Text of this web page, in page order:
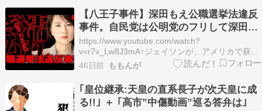
いた自民党との自公連立政権を解消した。 翌１１
月には「中道改革」を掲げ、現実的な外交・防衛
政策と…
【八王子事件】深田もえ公職選挙法違反
事件。自民党は公明党のフリして深田萌
絵陣営の場所を横取りした！ 深田萌絵
TV チャンネル登録者数 49.6万人
https://www.youtube.com/watch?
v=r7v_Lw8J3mA↑ジェイソンが、アメリカで萩生
田はんのことを説明して天皇？大名？と驚かれた
模様それも極悪系の大名になっとる(T▽T)あはは
はははははははは萩生田はん、世界的に極悪大名
として有名になるぞいこれは政…
46日前 ももんが
｢皇位継承:天皇の直系長子が次天皇に成
る!!｣ ＋ ｢高市”中傷動画”巡る答弁は｣